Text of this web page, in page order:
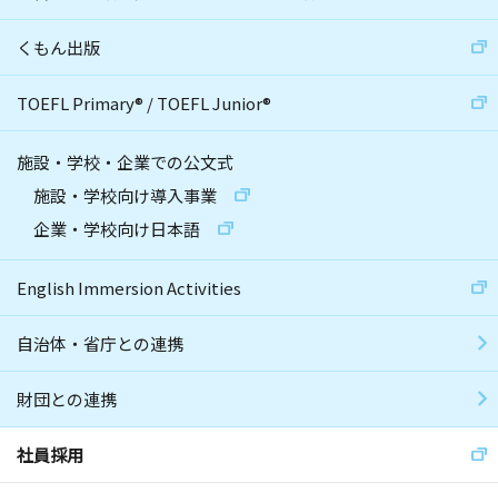
くもん出版
TOEFL Primary® /TOEFL Junior®
施設・学校・企業での公文式
施設・学校向け導入事業
企業・学校向け日本語
English Immersion Activities
自治体・省庁との連携
財団との連携
社員採用